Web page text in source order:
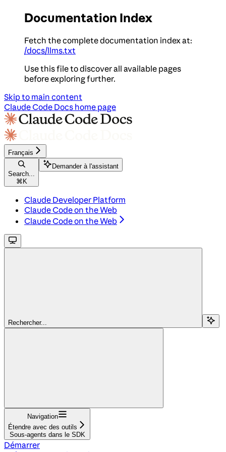
Documentation Index
Fetch the complete documentation index at:
/docs/llms.txt
Use this file to discover all available pages
before exploring further.
Skip to main content
Claude Code Docs home page
Français
Search...
⌘ K
Demander à l'assistant
Claude Developer Platform
Claude Code on the Web
Claude Code on the Web
Rechercher...
Navigation
Étendre avec des outils
Sous-agents dans le SDK
Démarrer